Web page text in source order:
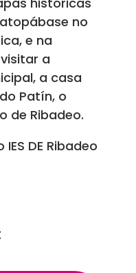
no
e na
a
a casa
Patín, o
de Ribadeo.
DE Ribadeo